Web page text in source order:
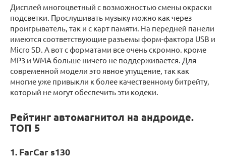
Дисплей многоцветный с возможностью смены окраски
подсветки. Прослушивать музыку можно как через
проигрыватель, так и с карт памяти. На передней панели
имеются соответствующие разъемы форм-фактора USB и
Micro SD. А вот с форматами все очень скромно. кроме
МР3 и WMA больше ничего не поддерживается. Для
современной модели это явное упущение, так как
многие уже привыкли к более качественному битрейту,
который не могут обеспечить эти кодеки.
Рейтинг автомагнитол на андроиде.
ТОП 5
1. FarCar s130